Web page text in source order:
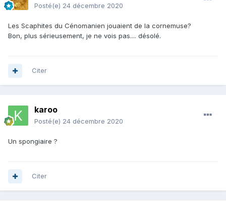
Posté(e) 24 décembre 2020
Les Scaphites du Cénomanien jouaient de la cornemuse?
Bon, plus sérieusement, je ne vois pas.... désolé.
Citer
karoo
Posté(e) 24 décembre 2020
Un spongiaire ?
Citer